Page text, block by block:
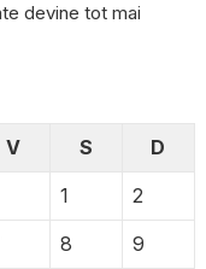
devine tot mai
V S
D
1
2
8 9